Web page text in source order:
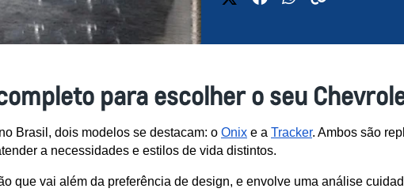
para escolher o seu
Brasil, dois modelos se destacam: o Onix e a Tracker. Ambos são
a necessidades e estilos de vida distintos.
que vai além da preferência de design, e envolve uma análise